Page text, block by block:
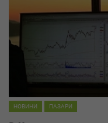
НОВИНИ ПАЗАРИ